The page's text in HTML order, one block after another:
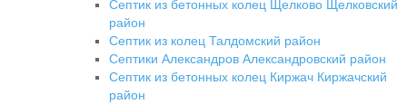
Септик из бетонных колец Щелково Щелковский
район
Септик из колец Талдомский район
Септики Александров Александровский район
Септик из бетонных колец Киржач Киржачский
район